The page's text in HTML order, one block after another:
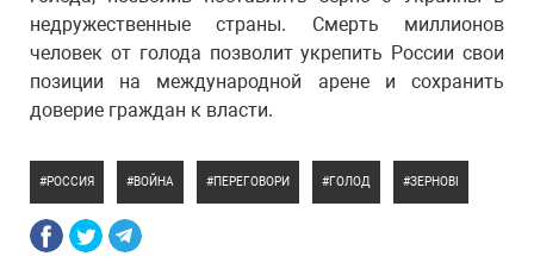
недружественные страны. Смерть миллионов
человек от голода позволит укрепить России свои
позиции на международной арене и сохранить
доверие граждан к власти.
РОССИЯ ВОЙНА ПЕРЕГОВОРИ ГОЛОД ЗЕРНОВІ